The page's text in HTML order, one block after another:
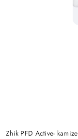
Zhik PFD Active-